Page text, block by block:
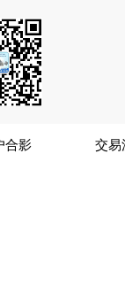
合影 交易